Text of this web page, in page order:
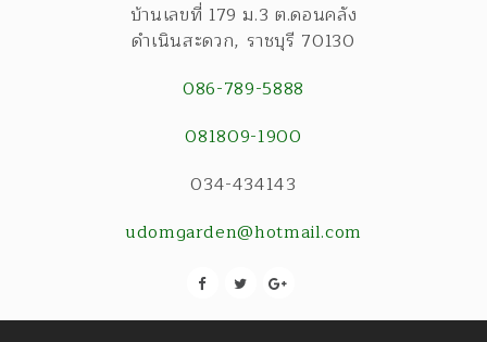
บ้านเลขที่ 179 ม.3 ต.ดอนคลัง
ดำเนินสะดวก, ราชบุรี 70130
086-789-5888
081809-1900
034-434143
udomgarden@hotmail.com